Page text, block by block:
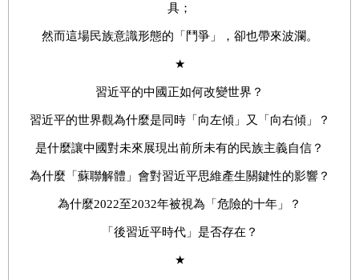
具；
然而這場民族意識形態的「鬥爭」，卻也帶來波瀾。
★
習近平的中國正如何改變世界？
習近平的世界觀為什麼是同時「向左傾」又「向右傾」？
是什麼讓中國對未來展現出前所未有的民族主義自信？
為什麼「蘇聯解體」會對習近平思維產生關鍵性的影響？
為什麼2022至2032年被視為「危險的十年」？
「後習近平時代」是否存在？
★